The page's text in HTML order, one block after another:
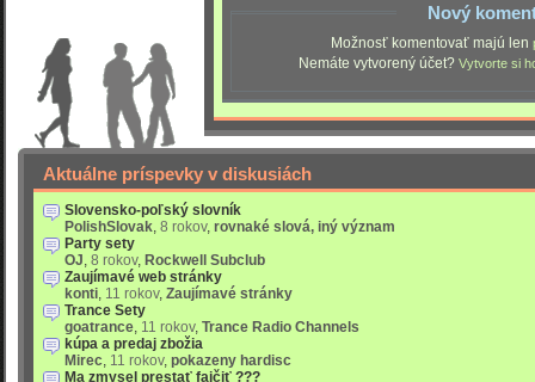
Nový
Možnosť komentovať majú len
Nemáte vytvorený účet? Vytvorte si
Aktuálne príspevky v diskusiách
Slovensko-poľský slovník
PolishSlovak, 8 rokov, rovnaké slová, iný význam
Party sety
OJ, 8 rokov, Rockwell Subclub
Zaujímavé web stránky
konti, 11 rokov, Zaujímavé stránky
Trance Sety
goatrance, 11 rokov, Trance Radio Channels
kúpa a predaj zbožia
Mirec, 11 rokov, pokazeny hardisc
Ma zmysel prestať fajčiť ???